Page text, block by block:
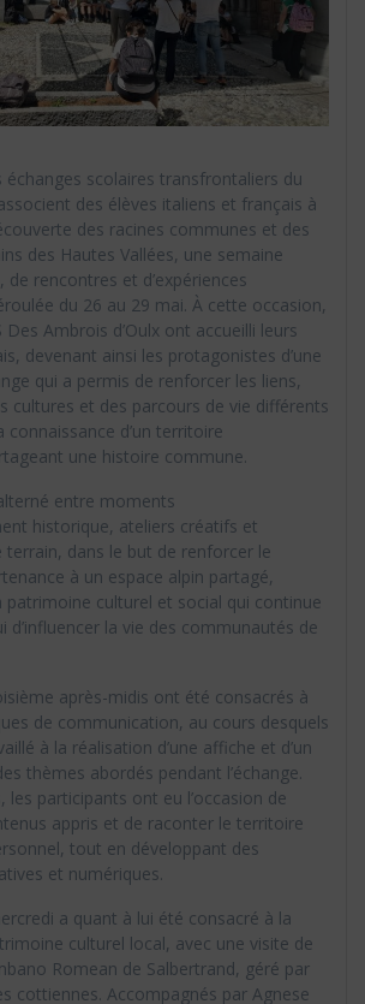
échanges scolaires transfrontaliers du
des élèves italiens et français à
des racines communes et des
des Hautes Vallées, une semaine
de rencontres et d’expériences
du 26 au 29 mai. À cette occasion,
Des Ambrois d’Oulx ont accueilli leurs
devenant ainsi les protagonistes d’une
qui a permis de renforcer les liens,
cultures et des parcours de vie différents
connaissance d’un territoire
une histoire commune.
entre moments
historique, ateliers créatifs et
terrain, dans le but de renforcer le
à un espace alpin partagé,
patrimoine culturel et social qui continue
d’influencer la vie des communautés de
après-midis ont été consacrés à
de communication, au cours desquels
à la réalisation d’une affiche et d’un
thèmes abordés pendant l’échange.
les participants ont eu l’occasion de
appris et de raconter le territoire
tout en développant des
et numériques.
a quant à lui été consacré à la
culturel local, avec une visite de
Romean de Salbertrand, géré par
cottiennes. Accompagnés par Agnese